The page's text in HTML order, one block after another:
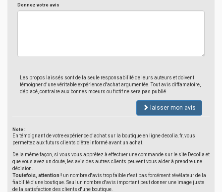
Donnez votre avis
Les propos laissés sont de la seule responsabilité de leurs auteurs et doivent
témoigner d'une véritable expérience d'achat argumentée. Tout avis diffamatoire,
déplacé, contraire aux bonnes moeurs ou fictif ne sera pas publié
laisser mon avis
Note :
En témoignant de votre expérience d'achat sur la boutique en ligne decolia.fr, vous
permettez aux futurs clients d'être informé avant un achat.
De la même façon, si vous vous apprêtez à effectuer une commande sur le site Decolia et
que vous avez un doute, les avis des autres clients peuvent vous aider à prendre une
décision.
Toutefois, attention ! un nombre d'avis trop faible n'est pas forcément révélateur de la
fiabilité d'une boutique. Seul un nombre d'avis important peut donner une image juste
de la satisfaction des clients d'une boutique.